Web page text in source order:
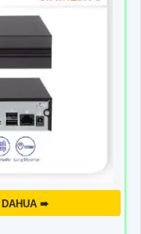
DAHUA ➠